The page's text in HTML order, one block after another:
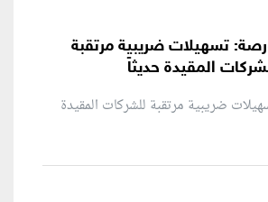
تسهيلات ضريبية مرتقبة
المقيدة حديثاً
ضريبية مرتقبة للشركات المقيدة